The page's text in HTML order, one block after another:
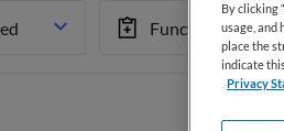
Functiegebied
By clicking
usage, and
place the
indicate
Privacy